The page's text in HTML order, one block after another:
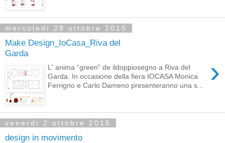
mercoledì 28 ottobre 2015
Make Design_IoCasa_Riva del
Garda
›
L' anima “green” de ildoppiosegno a Riva del
Garda. In occasione della fiera IOCASA Monica
Ferrigno e Carlo Dameno presenteranno una s...
venerdì 2 ottobre 2015
design in movimento